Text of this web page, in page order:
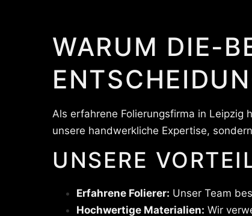
WARUM DIE-
Als erfahrene Folierungsfirma in Leipzig
unsere handwerkliche Expertise,
UNSERE
Erfahrene Folierer: Unser Team
Hochwertige Materialien: Wir